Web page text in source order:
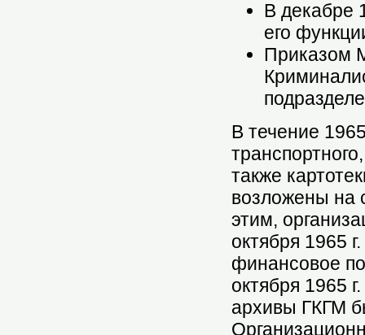
В декабре
его
Приказом
В течение
также
возложены на
этим,
октября 1965
финансовое
октября 1965
архивы ГКГМ